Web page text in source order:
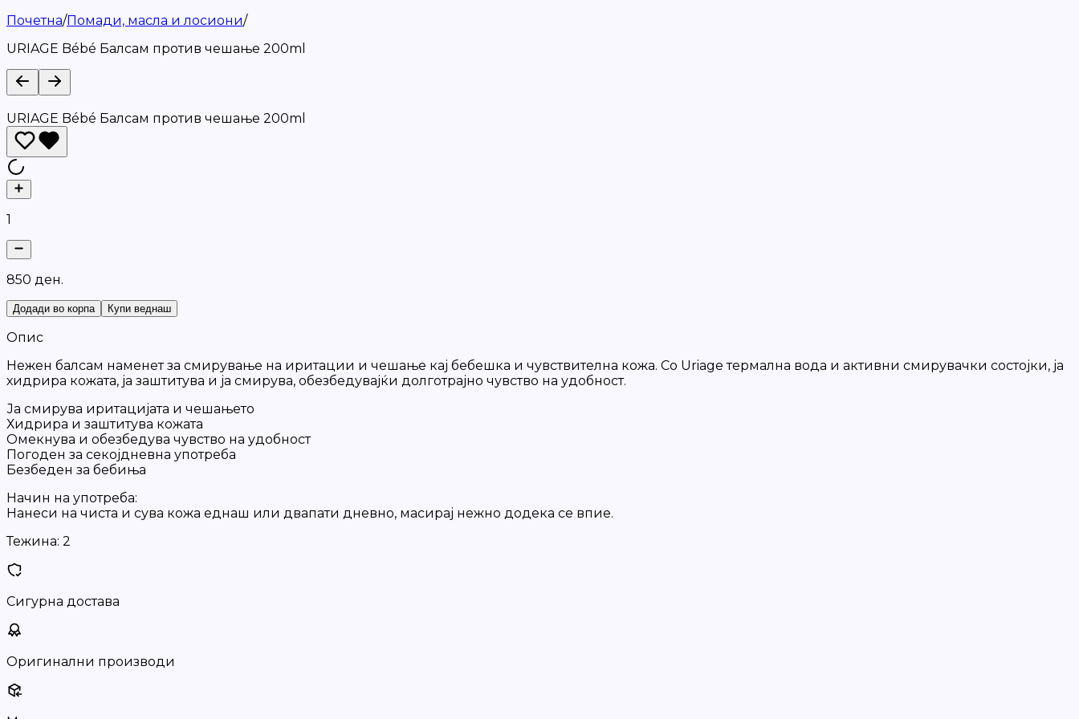
Почетна/Помади, масла и лосиони/
URIAGE Bébé Балсам против чешање 200ml
URIAGE Bébé Балсам против чешање 200ml
1
850 ден.
Додади во корпа Купи веднаш
Опис
Нежен балсам наменет за смирување на иритации и чешање кај бебешка и чувствителна кожа. Со Uriage термална вода и активни смирувачки состојки, ја
хидрира кожата, ја заштитува и ја смирува, обезбедувајќи долготрајно чувство на удобност.
Ја смирува иритацијата и чешањето
Хидрира и заштитува кожата
Омекнува и обезбедува чувство на удобност
Погоден за секојдневна употреба
Безбеден за бебиња
Начин на употреба:
Нанеси на чиста и сува кожа еднаш или двапати дневно, масирај нежно додека се впие.
Тежина: 2
Сигурна достава
Оригинални производи